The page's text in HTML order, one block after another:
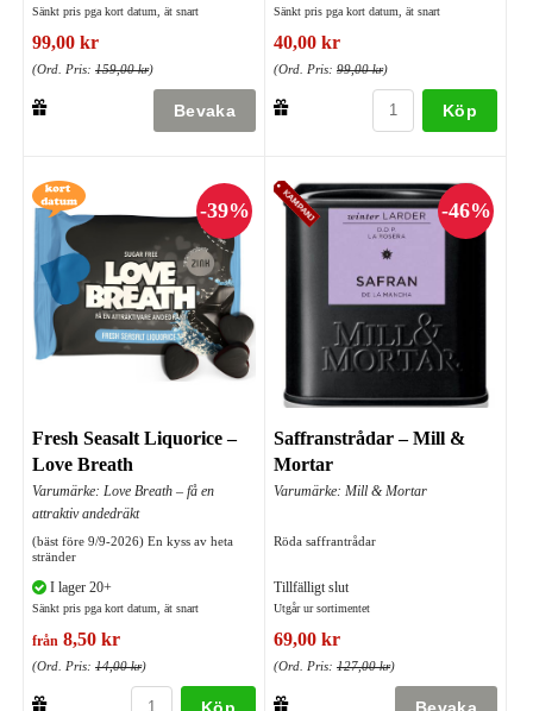
Sänkt pris pga kort datum, ät snart
99,00 kr
(Ord. Pris: 159,00 kr)
Sänkt pris pga kort datum, ät snart
40,00 kr
(Ord. Pris: 99,00 kr)
Köp
Fresh Seasalt Liquorice –
Love Breath
Varumärke: Love Breath – få en
attraktiv andedräkt
(bäst före 9/9-2026) En kyss av heta
stränder
I lager 20+
Sänkt pris pga kort datum, ät snart
från 8,50 kr
(Ord. Pris: 14,00 kr)
Köp
Saffranstrådar – Mill &
Mortar
Varumärke: Mill & Mortar
Röda saffrantrådar
Tillfälligt slut
Utgår ur sortimentet
69,00 kr
(Ord. Pris: 127,00 kr)